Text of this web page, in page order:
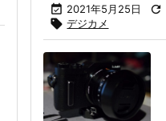
 2021年5月25日 
 デジカメ